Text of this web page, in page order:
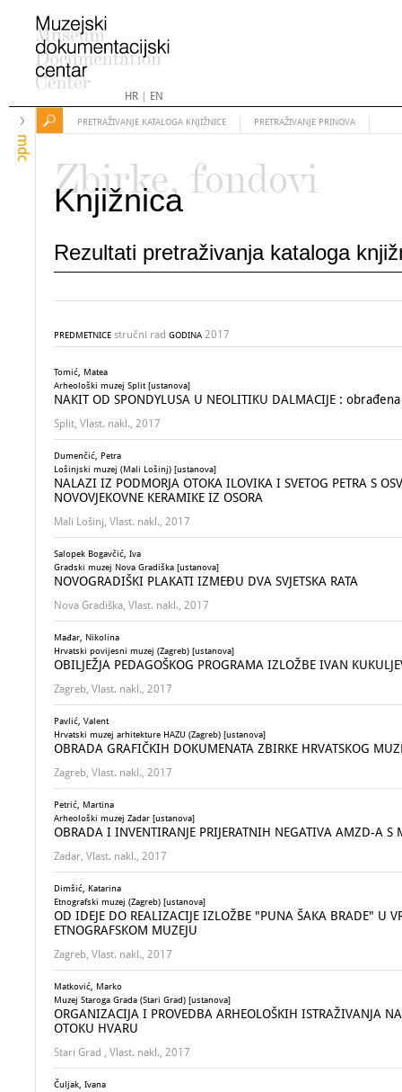
HR| EN
mdc
PRETRAŽIVANJE KATALOGA KNJIŽNICE PRETRAŽIVANJE PRINOVA
Zbirke, fondovi
Knjižnica
Rezultati pretraživanja kataloga
PREDMETNICE stručni rad GODINA 2017
Tomić, Matea
Arheološki muzej Split [ustanova]
NAKIT OD SPONDYLUSA U NEOLITIKU DALMACIJE :
Split, Vlast. nakl., 2017
Dumenčić, Petra
Lošinjski muzej (Mali Lošinj) [ustanova]
NALAZI IZ PODMORJA OTOKA ILOVIKA I SVETOG PETRA S
NOVOVJEKOVNE KERAMIKE IZ OSORA
Mali Lošinj, Vlast. nakl., 2017
Salopek Bogavčić, Iva
Gradski muzej Nova Gradiška [ustanova]
NOVOGRADIŠKI PLAKATI IZMEĐU DVA SVJETSKA RATA
Nova Gradiška, Vlast. nakl., 2017
Mađar, Nikolina
Hrvatski povijesni muzej (Zagreb) [ustanova]
OBILJEŽJA PEDAGOŠKOG PROGRAMA IZLOŽBE IVAN
Zagreb, Vlast. nakl., 2017
Pavlić, Valent
Hrvatski muzej arhitekture HAZU (Zagreb) [ustanova]
OBRADA GRAFIČKIH DOKUMENATA ZBIRKE HRVATSKOG
Zagreb, Vlast. nakl., 2017
Petrić, Martina
Arheološki muzej Zadar [ustanova]
OBRADA I INVENTIRANJE PRIJERATNIH NEGATIVA AMZD-A
Zadar, Vlast. nakl., 2017
Dimšić, Katarina
Etnografski muzej (Zagreb) [ustanova]
OD IDEJE DO REALIZACIJE IZLOŽBE "PUNA ŠAKA BRADE" U
ETNOGRAFSKOM MUZEJU
Zagreb, Vlast. nakl., 2017
Matković, Marko
Muzej Staroga Grada (Stari Grad) [ustanova]
ORGANIZACIJA I PROVEDBA ARHEOLOŠKIH ISTRAŽIVANJA
OTOKU HVARU
Stari Grad , Vlast. nakl., 2017
Čuljak, Ivana